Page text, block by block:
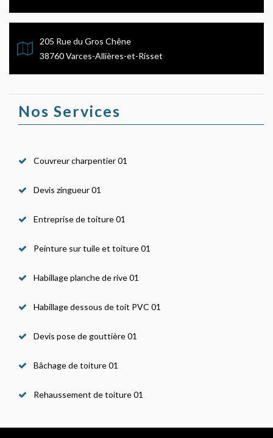
205 Rue du Gros Chêne
38760 Varces-Allières-et-Risset
Nos Services
Couvreur charpentier 01
Devis zingueur 01
Entreprise de toiture 01
Peinture sur tuile et toiture 01
Habillage planche de rive 01
Habillage dessous de toit PVC 01
Devis pose de gouttière 01
Bâchage de toiture 01
Rehaussement de toiture 01